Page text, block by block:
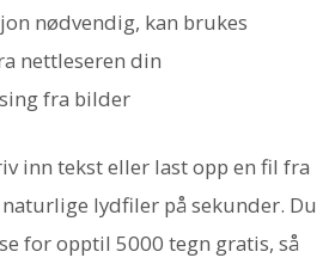
nødvendig, kan brukes
nettleseren din
fra bilder
inn tekst eller last opp en fil fra
lydfiler på sekunder. Du
for opptil 5000 tegn gratis, så